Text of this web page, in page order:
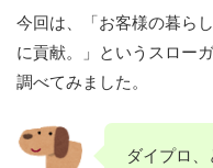
今回は、「お客様の暮ら
に貢献。」というスロー
調べてみました。
ダイプロ、